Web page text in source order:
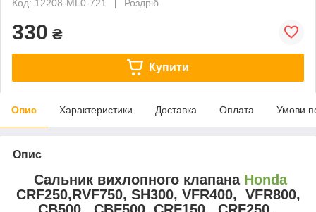
Код: 12208-ML0-721
Роздріб
330 ₴
Купити
Опис Характеристики Доставка Оплата Умови
Опис
Сальник вихлопного клапана Honda
CRF250,RVF750, SH300, VFR400, VFR800,